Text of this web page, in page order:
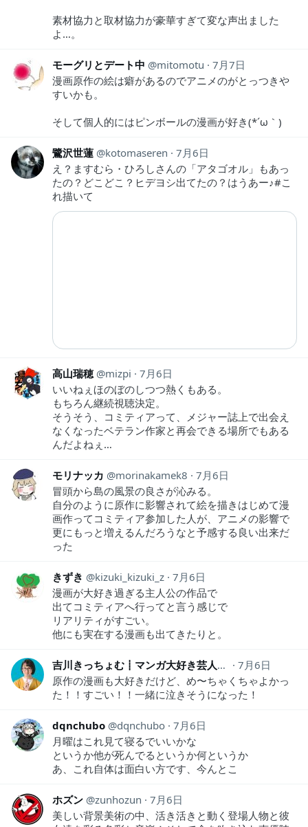
素材協力と取材協力が豪華すぎて変な声出ました
よ…。
モーグリとデート中 mitomotu
7月7日
漫画原作の絵は癖があるのでアニメのがとっつきや
すいかも。
そして個人的にはピンボールの漫画が好き(*´ω｀)
鷺沢世蓮 kotomaseren
7月6日
え？ますむら・ひろしさんの「アタゴオル」もあっ
たの？どこどこ？ヒデヨシ出てたの？はうあー♪#こ
れ描いて
高山瑞穂 mizpi
7月6日
いいねぇほのぼのしつつ熱くもある。
もちろん継続視聴決定。
そうそう、コミティアって、メジャー誌上で出会え
なくなったベテラン作家と再会できる場所でもある
んだよねぇ…
モリナッカ morinakamek8
7月6日
冒頭から島の風景の良さが沁みる。
自分のように原作に影響されて絵を描きはじめて漫
画作ってコミティア参加した人が、アニメの影響で
更にもっと増えるんだろうなと予感する良い出来だ
った
きずき kizuki_kizuki_z 7月6日
漫画が大好き過ぎる主人公の作品で
出てコミティアへ行ってと言う感じで
リアリティがすごい。
他にも実在する漫画も出てきたりと。
吉川きっちょむ┋マンガ大好き芸人 kittyomz
7月6日
原作の漫画も大好きだけど、め〜ちゃくちゃよかっ
た！！すごい！！一緒に泣きそうになった！
dqnchubo dqnchubo 7月6日
月曜はこれ見て寝るでいいかな
というか他が死んでるというか何というか
あ、これ自体は面白い方です、今んとこ
ホズン zunhozun
7月6日
美しい背景美術の中、活き活きと動く登場人物と彼